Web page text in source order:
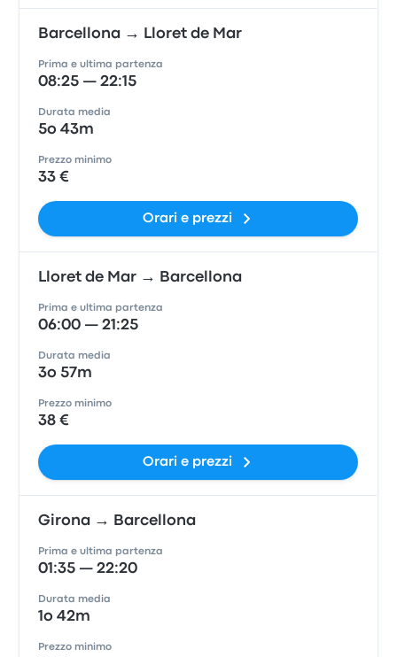
Barcellona → Lloret de Mar
Prima e ultima partenza
08:25 — 22:15
Durata media
5o 43m
Prezzo minimo
33 €
Orari e prezzi
Lloret de Mar → Barcellona
Prima e ultima partenza
06:00 — 21:25
Durata media
3o 57m
Prezzo minimo
38 €
Orari e prezzi
Girona → Barcellona
Prima e ultima partenza
01:35 — 22:20
Durata media
1o 42m
Prezzo minimo